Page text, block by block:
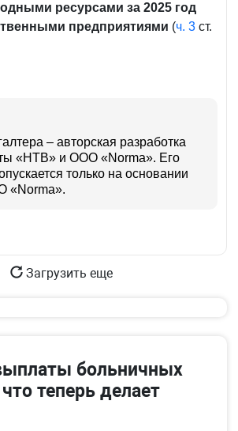
ресурсами за 2025 год
предприятиями (ч. 3 ст.
– авторская разработка
«НТВ» и ООО «Norma». Его
только на основании
«Norma».
Загрузить еще
больничных
теперь делает